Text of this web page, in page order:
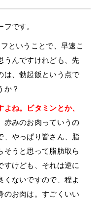
です。
ということで、早速こ
うんですけれども、先
は、勃起飯という点で
か？
ね。ビタミンとか、
、赤みのお肉っていうの
、やっぱり皆さん、脂
そうと思って脂肪取ら
すけども、それは逆に
くないですので、程よ
のお肉は。すごくいい